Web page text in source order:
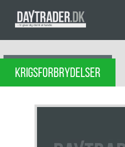
KRIGSFORBRYDELSER